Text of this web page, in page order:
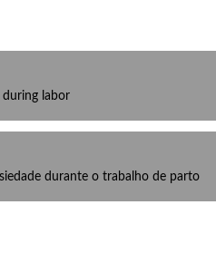
during labor
durante o trabalho de parto